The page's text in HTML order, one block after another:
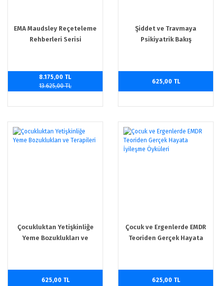
EMA Maudsley Reçeteleme
Rehberleri Serisi
8.175,00 TL
13.625,00 TL
Şiddet ve Travmaya
Psikiyatrik Bakış
625,00 TL
Çocukluktan Yetişkinliğe
Yeme Bozuklukları ve
625,00 TL
Çocuk ve Ergenlerde EMDR
Teoriden Gerçek Hayata
625,00 TL